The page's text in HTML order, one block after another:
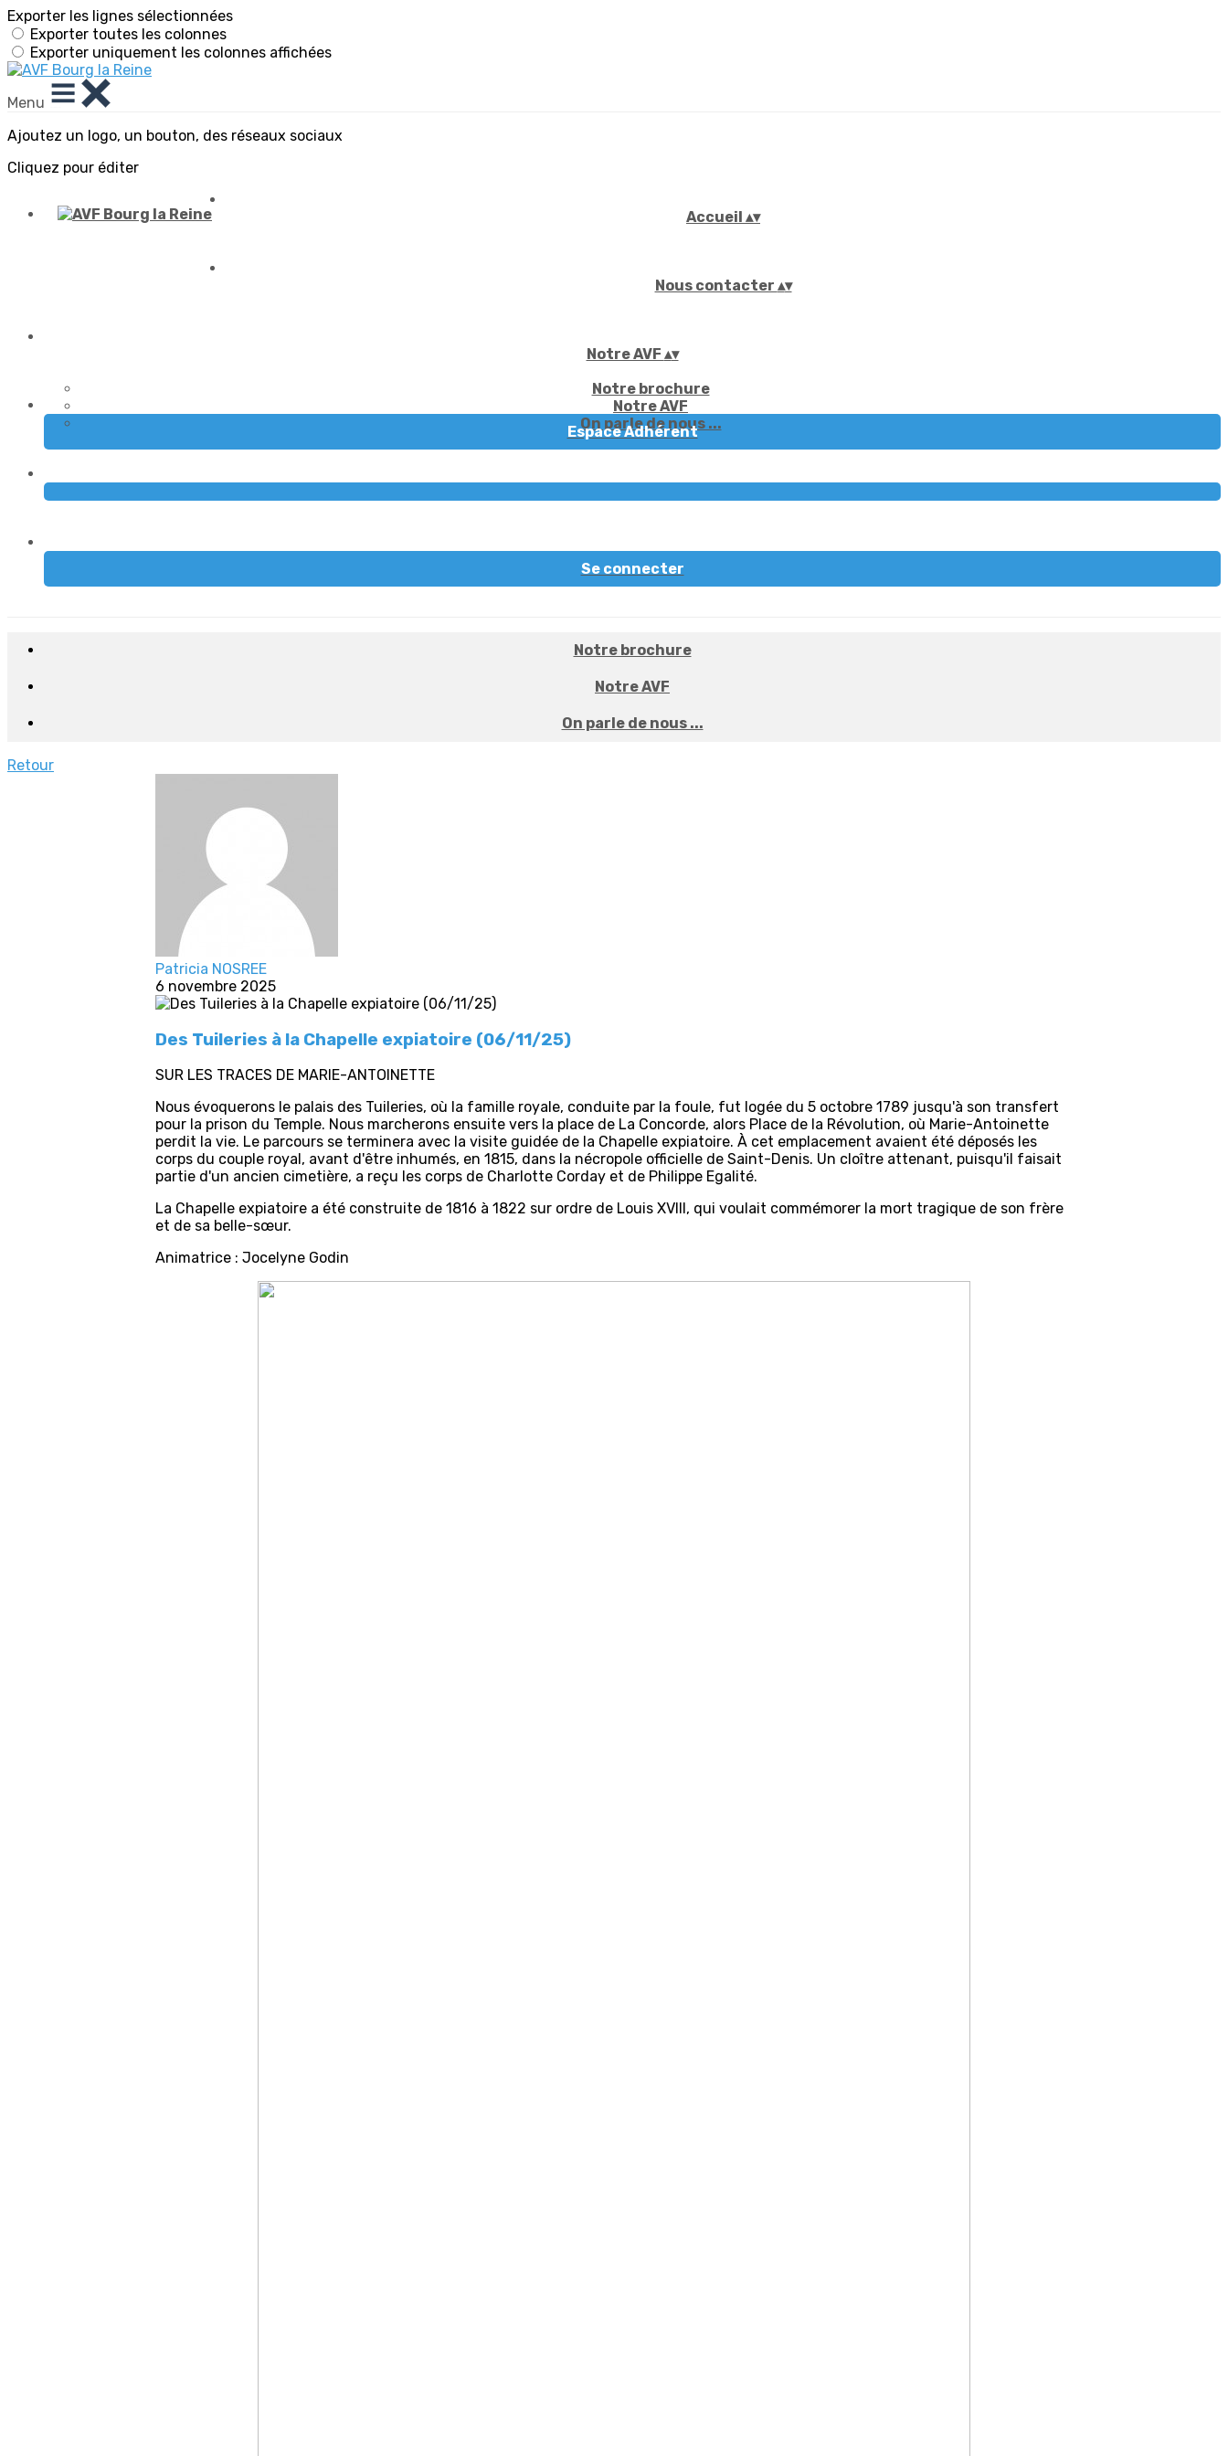
Exporter les lignes sélectionnées
Exporter toutes les colonnes
Exporter uniquement les colonnes affichées
Menu
Ajoutez un logo, un bouton, des réseaux sociaux
Cliquez pour éditer
Accueil ▴▾
Nous contacter ▴▾
Notre AVF ▴▾
Notre brochure
Notre AVF
On parle de nous ...
Espace Adhérent
Se connecter
Notre brochure
Notre AVF
On parle de nous ...
Retour
Patricia NOSREE
6 novembre 2025
Des Tuileries à la Chapelle expiatoire (06/11/25)
SUR LES TRACES DE MARIE-ANTOINETTE
Nous évoquerons le palais des Tuileries, où la famille royale, conduite par la foule, fut logée du 5 octobre 1789 jusqu'à son transfert
pour la prison du Temple. Nous marcherons ensuite vers la place de La Concorde, alors Place de la Révolution, où Marie-Antoinette
perdit la vie. Le parcours se terminera avec la visite guidée de la Chapelle expiatoire. À cet emplacement avaient été déposés les
corps du couple royal, avant d'être inhumés, en 1815, dans la nécropole officielle de Saint-Denis. Un cloître attenant, puisqu'il faisait
partie d'un ancien cimetière, a reçu les corps de Charlotte Corday et de Philippe Egalité.
La Chapelle expiatoire a été construite de 1816 à 1822 sur ordre de Louis XVIII, qui voulait commémorer la mort tragique de son frère
et de sa belle-sœur.
Animatrice : Jocelyne Godin